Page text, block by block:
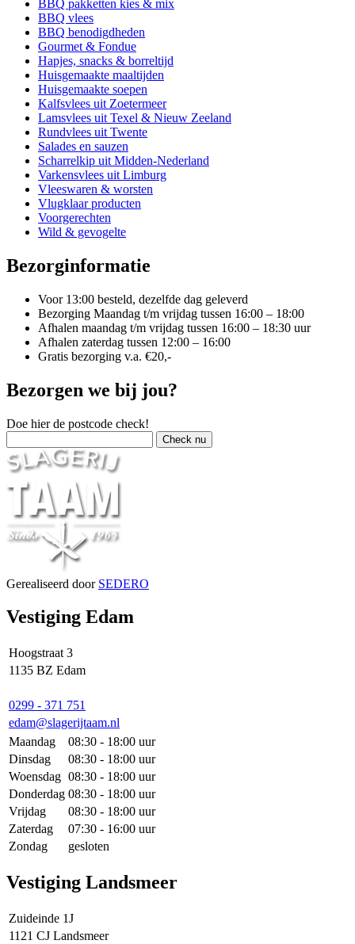
BBQ pakketten kies & mix
BBQ vlees
BBQ benodigdheden
Gourmet & Fondue
Hapjes, snacks & borreltijd
Huisgemaakte maaltijden
Huisgemaakte soepen
Kalfsvlees uit Zoetermeer
Lamsvlees uit Texel & Nieuw Zeeland
Rundvlees uit Twente
Salades en sauzen
Scharrelkip uit Midden-Nederland
Varkensvlees uit Limburg
Vleeswaren & worsten
Vlugklaar producten
Voorgerechten
Wild & gevogelte
Bezorginformatie
Voor 13:00 besteld, dezelfde dag geleverd
Bezorging Maandag t/m vrijdag tussen 16:00 – 18:00
Afhalen maandag t/m vrijdag tussen 16:00 – 18:30 uur
Afhalen zaterdag tussen 12:00 – 16:00
Gratis bezorging v.a. €20,-
Bezorgen we bij jou?
Doe hier de postcode check!
Gerealiseerd door SEDERO
Vestiging Edam
Hoogstraat 3
1135 BZ Edam
0299 - 371 751
edam@slagerijtaam.nl
Maandag
08:30 - 18:00 uur
Dinsdag
08:30 - 18:00 uur
Woensdag 08:30 - 18:00 uur
Donderdag 08:30 - 18:00 uur
Vrijdag
08:30 - 18:00 uur
Zaterdag
07:30 - 16:00 uur
Zondag
gesloten
Vestiging Landsmeer
Zuideinde 1J
1121 CJ Landsmeer